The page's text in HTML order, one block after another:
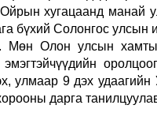
хугацаанд манай
бүхий Солонгос улсын
Мөн Олон улсын
улмаар 9 дэх
дарга